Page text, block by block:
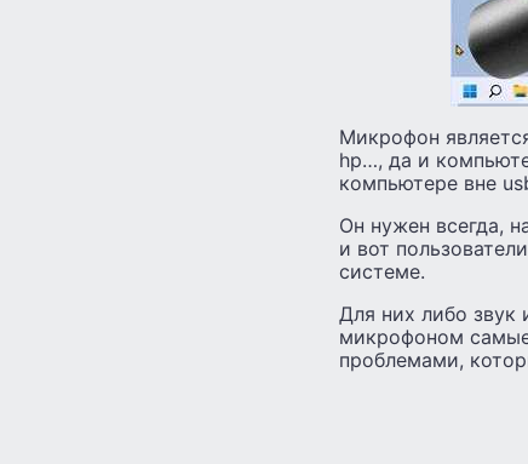
Микрофон
hp…, да и
компьютере вне
Он нужен всегда,
и вот
системе.
Для них либо звук
микрофоном
проблемами,